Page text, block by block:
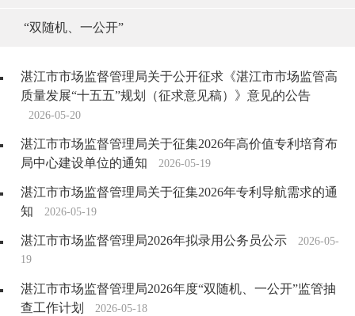
“双随机、一公开”
湛江市市场监督管理局关于公开征求《湛江市市场监管高
质量发展“十五五”规划（征求意见稿）》意见的公告
2026-05-20
湛江市市场监督管理局关于征集2026年高价值专利培育布
局中心建设单位的通知
2026-05-19
湛江市市场监督管理局关于征集2026年专利导航需求的通
知
2026-05-19
湛江市市场监督管理局2026年拟录用公务员公示 2026-05-
19
湛江市市场监督管理局2026年度“双随机、一公开”监管抽
查工作计划
2026-05-18